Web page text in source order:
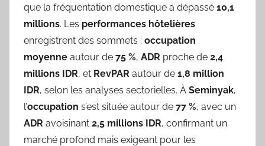
que la fréquentation domestique a dépassé 10,1
millions. Les performances hôtelières
enregistrent des sommets : occupation
moyenne autour de 75 %, ADR proche de 2,4
millions IDR, et RevPAR autour de 1,8 million
IDR, selon les analyses sectorielles. À Seminyak,
l’occupation s’est située autour de 77 %, avec un
ADR avoisinant 2,5 millions IDR, confirmant un
marché profond mais exigeant pour les